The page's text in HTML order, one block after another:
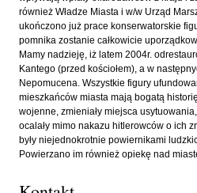
również Władze Miasta i w/w Urząd
ukończono już prace konserwatorskie
pomnika zostanie całkowicie
Mamy nadzieję, iż latem 2004r.
Kantego (przed kościołem), a w
Nepomucena. Wszystkie figury
mieszkańców miasta mają bogatą
wojenne, zmieniały miejsca
ocalały mimo nakazu hitlerowców o ich
były niejednokrotnie powiernikami
Powierzano im również opiekę nad